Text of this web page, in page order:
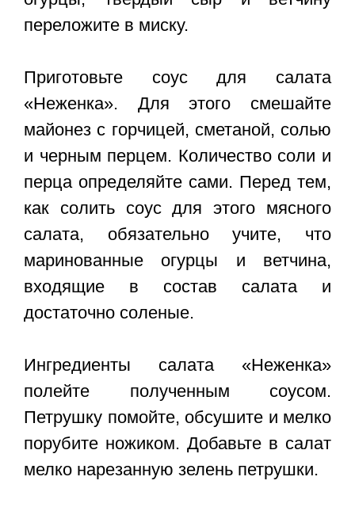
переложите в миску.
Приготовьте соус для салата
«Неженка». Для этого смешайте
майонез с горчицей, сметаной, солью
и черным перцем. Количество соли и
перца определяйте сами. Перед тем,
как солить соус для этого мясного
салата, обязательно учите, что
маринованные огурцы и ветчина,
входящие в состав салата и
достаточно соленые.
Ингредиенты салата «Неженка»
полейте полученным соусом.
Петрушку помойте, обсушите и мелко
порубите ножиком. Добавьте в салат
мелко нарезанную зелень петрушки.